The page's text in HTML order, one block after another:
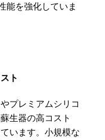
能を強化していま
ト
プレミアムシリコ
生器の高コスト
います。小規模な